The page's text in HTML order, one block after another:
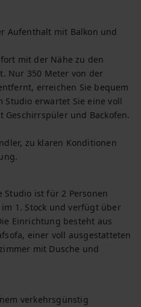
Aufenthalt mit Balkon und
mit der Nähe zu den
Nur 350 Meter von der
erreichen Sie bequem
erwartet Sie eine voll
Geschirrspüler und Backofen.
zu klaren Konditionen
Studio ist für 2 Personen
1. Stock und verfügt über
Einrichtung besteht aus
einer voll ausgestatteten
mit Dusche und
verkehrsgünstig